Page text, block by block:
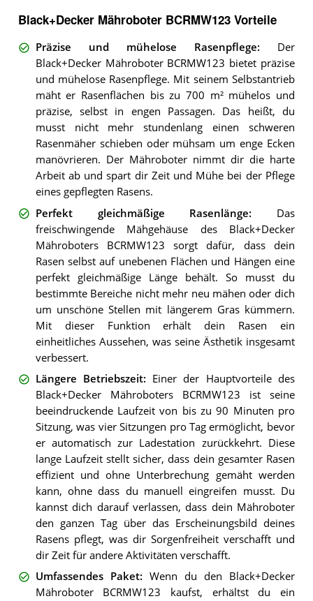
Black+Decker Mähroboter BCRMW123 Vorteile
Präzise und mühelose Rasenpflege: Der
Black+Decker Mähroboter BCRMW123 bietet präzise
und mühelose Rasenpflege. Mit seinem Selbstantrieb
mäht er Rasenflächen bis zu 700 m² mühelos und
präzise, selbst in engen Passagen. Das heißt, du
musst nicht mehr stundenlang einen schweren
Rasenmäher schieben oder mühsam um enge Ecken
manövrieren. Der Mähroboter nimmt dir die harte
Arbeit ab und spart dir Zeit und Mühe bei der Pflege
eines gepflegten Rasens.
Perfekt gleichmäßige Rasenlänge: Das
freischwingende Mähgehäuse des Black+Decker
Mähroboters BCRMW123 sorgt dafür, dass dein
Rasen selbst auf unebenen Flächen und Hängen eine
perfekt gleichmäßige Länge behält. So musst du
bestimmte Bereiche nicht mehr neu mähen oder dich
um unschöne Stellen mit längerem Gras kümmern.
Mit dieser Funktion erhält dein Rasen ein
einheitliches Aussehen, was seine Ästhetik insgesamt
verbessert.
Längere Betriebszeit: Einer der Hauptvorteile des
Black+Decker Mähroboters BCRMW123 ist seine
beeindruckende Laufzeit von bis zu 90 Minuten pro
Sitzung, was vier Sitzungen pro Tag ermöglicht, bevor
er automatisch zur Ladestation zurückkehrt. Diese
lange Laufzeit stellt sicher, dass dein gesamter Rasen
effizient und ohne Unterbrechung gemäht werden
kann, ohne dass du manuell eingreifen musst. Du
kannst dich darauf verlassen, dass dein Mähroboter
den ganzen Tag über das Erscheinungsbild deines
Rasens pflegt, was dir Sorgenfreiheit verschafft und
dir Zeit für andere Aktivitäten verschafft.
Umfassendes Paket: Wenn du den Black+Decker
Mähroboter BCRMW123 kaufst, erhältst du ein